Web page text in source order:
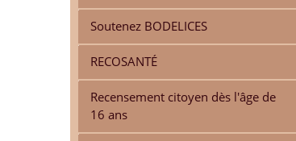
Soutenez BODELICES
RECOSANTÉ
Recensement citoyen dès l'âge de
16 ans